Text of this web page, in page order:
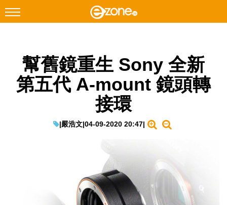
Facebook Instagram
科技焦點
生成式AI與雲端應用
幫舊鏡重生 Sony 全新
第五代 A-mount 鏡頭轉
接環
|嚴浩文|04-09-2020 20:47|